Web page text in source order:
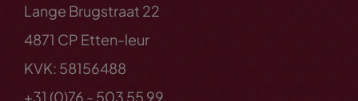
Lange Brugstraat 22
4871 CP Etten-leur
KVK: 58156488
+31 (0)76 - 503 55 99